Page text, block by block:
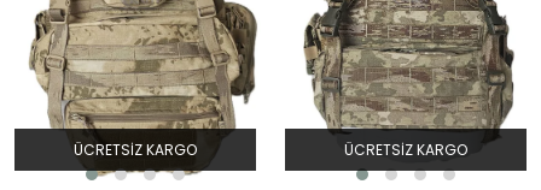
ÜCRETSIZ KARGO ÜCRETSIZ KARGO